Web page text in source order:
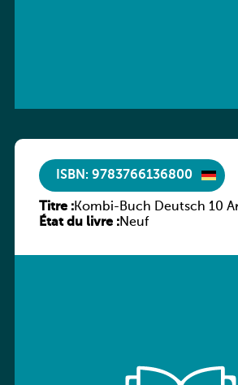
ISBN: 9783766136800
Titre :Kombi-Buch Deutsch 10
État du livre :Neuf